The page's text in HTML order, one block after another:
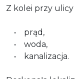
Z kolei przy ulicy
• prąd,
• woda,
• kanalizacja.